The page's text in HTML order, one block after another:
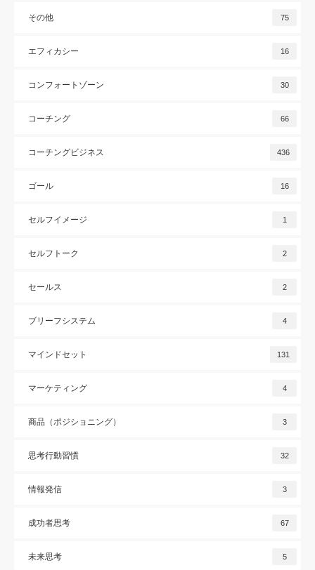
その他 75
エフィカシー 16
コンフォートゾーン 30
コーチング 66
コーチングビジネス 436
ゴール 16
セルフイメージ 1
セルフトーク 2
セールス 2
ブリーフシステム 4
マインドセット 131
マーケティング 4
商品（ポジショニング） 3
思考行動習慣 32
情報発信 3
成功者思考 67
未来思考 5